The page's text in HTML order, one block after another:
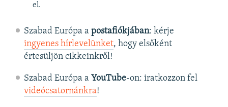
el.
Szabad Európa a postafiókjában: kérje
ingyenes hírlevelünket, hogy elsőként
értesüljön cikkeinkről!
Szabad Európa a YouTube-on: iratkozzon fel
videócsatornánkra!